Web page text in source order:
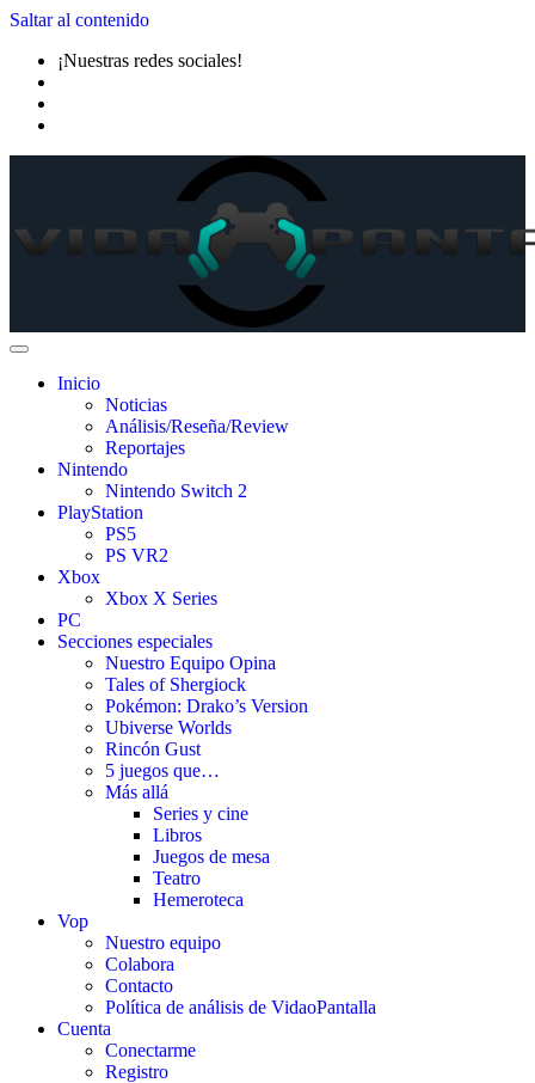
Saltar al contenido
¡Nuestras redes sociales!
Inicio
Noticias
Análisis/Reseña/Review
Reportajes
Nintendo
Nintendo Switch 2
PlayStation
PS5
PS VR2
Xbox
Xbox X Series
PC
Secciones especiales
Nuestro Equipo Opina
Tales of Shergiock
Pokémon: Drako’s Version
Ubiverse Worlds
Rincón Gust
5 juegos que…
Más allá
Series y cine
Libros
Juegos de mesa
Teatro
Hemeroteca
Vop
Nuestro equipo
Colabora
Contacto
Política de análisis de VidaoPantalla
Cuenta
Conectarme
Registro